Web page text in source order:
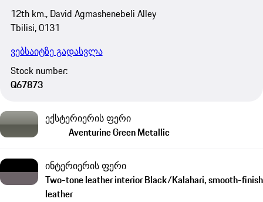
12th km., David Agmashenebeli Alley
Tbilisi, 0131
ვებსაიტზე გადასვლა
Stock number:
Q67873
ექსტერიერის ფერი
Aventurine Green Metallic
ინტერიერის ფერი
Two-tone leather interior Black/Kalahari, smooth-finish
leather